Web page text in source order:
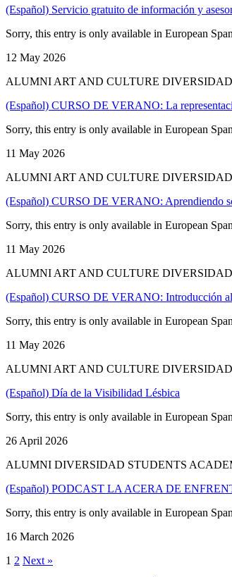
(Español) Servicio gratuito de información y
Sorry, this entry is only available in European
12 May 2026
ALUMNI ART AND CULTURE
(Español) CURSO DE VERANO: La
Sorry, this entry is only available in European
11 May 2026
ALUMNI ART AND CULTURE
(Español) CURSO DE VERANO: Aprendiendo
Sorry, this entry is only available in European
11 May 2026
ALUMNI ART AND CULTURE
(Español) CURSO DE VERANO: Introducción
Sorry, this entry is only available in European
11 May 2026
ALUMNI ART AND CULTURE
(Español) Día de la Visibilidad Lésbica
Sorry, this entry is only available in European
26 April 2026
ALUMNI DIVERSIDAD STUDENTS
(Español) PODCAST LA ACERA DE
Sorry, this entry is only available in European
16 March 2026
1 2 Next »